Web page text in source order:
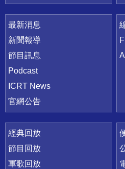
最新消息
新聞報導
節目訊息
Podcast
ICRT News
官網公告
經典回放
節目回放
軍歌回放